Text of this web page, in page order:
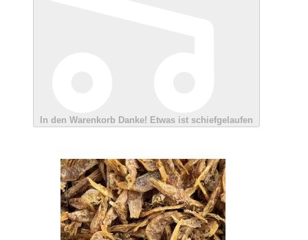
In den Warenkorb Danke! Etwas ist schiefgelaufen